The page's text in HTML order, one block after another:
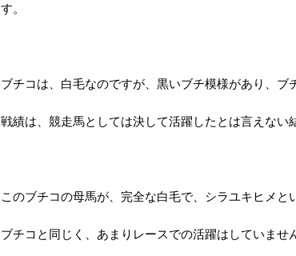
す。
ブチコは、白毛なのですが、黒いブチ模様があり、ブ
戦績は、競走馬としては決して活躍したとは言えな
このブチコの母馬が、完全な白毛で、シラユキヒメと
ブチコと同じく、あまりレースでの活躍はしていま